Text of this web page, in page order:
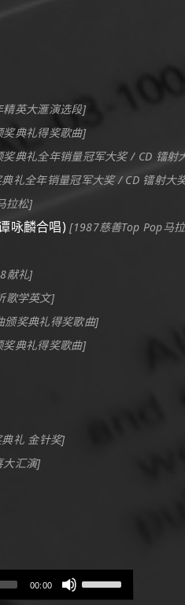
英大滙演选段]
典礼得奖歌曲]
典礼全年销量冠军大奖 / CD 镭射
礼全年销量冠军大奖 / CD 镭射大
拉松]
咏麟合唱)[1987慈善Top Pop马
献礼]
歌学英文]
奖典礼得奖歌曲]
典礼得奖歌曲]
礼 金针奖]
汇演]
00:00
使